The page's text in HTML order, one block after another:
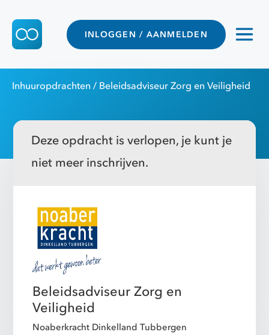
INLOGGEN / AANMELDEN
Inhuuropdrachten / Beleidsadviseur Zorg en Veiligheid
Deze opdracht is verlopen, je kunt je
niet meer inschrijven.
Beleidsadviseur Zorg en
Veiligheid
Noaberkracht Dinkelland Tubbergen